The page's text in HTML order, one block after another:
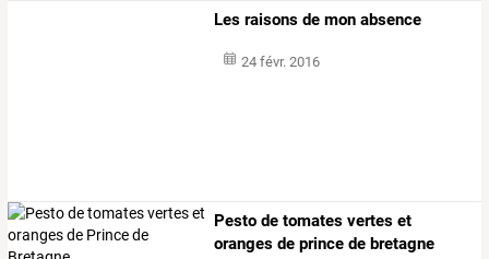
Les raisons de mon absence
24 févr. 2016
Pesto de tomates vertes et
oranges de prince de bretagne